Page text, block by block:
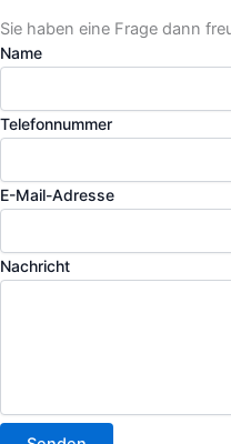
Sie haben eine Frage dann
Name
Telefonnummer
E-Mail-Adresse
Nachricht